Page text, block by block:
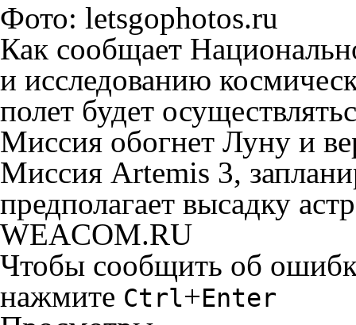
Фото: letsgophotos.ru
Как сообщает
и исследованию
полет будет
Миссия обогнет Луну и
Миссия Artemis 3,
предполагает высадку
WEACOM.RU
Чтобы сообщить об
нажмите Ctrl+Enter